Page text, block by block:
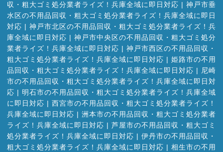
収・粗大ゴミ処分業者ライズ！兵庫全域に即日対応 | 神戸市垂
水区の不用品回収・粗大ゴミ処分業者ライズ！兵庫全域に即日
対応 | 神戸市北区の不用品回収・粗大ゴミ処分業者ライズ！兵
庫全域に即日対応 | 神戸市中央区の不用品回収・粗大ゴミ処分
業者ライズ！兵庫全域に即日対応 | 神戸市西区の不用品回収・
粗大ゴミ処分業者ライズ！兵庫全域に即日対応 | 姫路市の不用
品回収・粗大ゴミ処分業者ライズ！兵庫全域に即日対応 | 尼崎
市の不用品回収・粗大ゴミ処分業者ライズ！兵庫全域に即日対
応 | 明石市の不用品回収・粗大ゴミ処分業者ライズ！兵庫全域
に即日対応 | 西宮市の不用品回収・粗大ゴミ処分業者ライズ！
兵庫全域に即日対応 | 洲本市の不用品回収・粗大ゴミ処分業者
ライズ！兵庫全域に即日対応 | 芦屋市の不用品回収・粗大ゴミ
処分業者ライズ！兵庫全域に即日対応 | 伊丹市の不用品回収・
粗大ゴミ処分業者ライズ！兵庫全域に即日対応 | 相生市の不用